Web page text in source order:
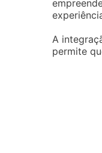
A
permite